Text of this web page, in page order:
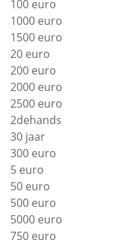
100 euro
1000 euro
1500 euro
20 euro
200 euro
2000 euro
2500 euro
2dehands
30 jaar
300 euro
5 euro
50 euro
500 euro
5000 euro
750 euro